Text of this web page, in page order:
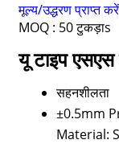
मूल्य/उद्धरण प्राप्त करें
MOQ : 50 टुकड़ाs
यू टाइप एसएस
सहनशीलता
±0.5mm
Material: